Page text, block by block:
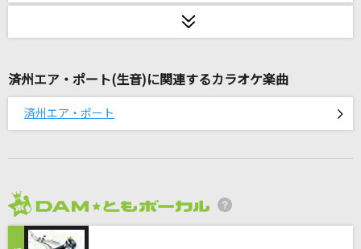
ルーキー
爆裂愛してる
M!LK
しわあわせ
ループ&ループ
ASIAN KUNG-FU GENERATION
済州エア・ポート(生音)に関連するカラオケ楽曲
済州エア・ポート